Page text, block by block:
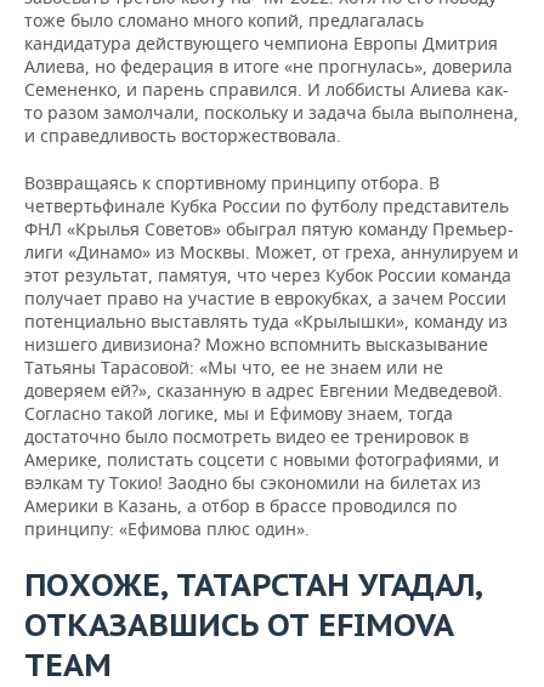
тоже было сломано много копий, предлагалась
кандидатура действующего чемпиона Европы Дмитрия
Алиева, но федерация в итоге «не прогнулась», доверила
Семененко, и парень справился. И лоббисты Алиева как-
то разом замолчали, поскольку и задача была выполнена,
и справедливость восторжествовала.
Возвращаясь к спортивному принципу отбора. В
четвертьфинале Кубка России по футболу представитель
ФНЛ «Крылья Советов» обыграл пятую команду Премьер-
лиги «Динамо» из Москвы. Может, от греха, аннулируем и
этот результат, памятуя, что через Кубок России команда
получает право на участие в еврокубках, а зачем России
потенциально выставлять туда «Крылышки», команду из
низшего дивизиона? Можно вспомнить высказывание
Татьяны Тарасовой: «Мы что, ее не знаем или не
доверяем ей?», сказанную в адрес Евгении Медведевой.
Согласно такой логике, мы и Ефимову знаем, тогда
достаточно было посмотреть видео ее тренировок в
Америке, полистать соцсети с новыми фотографиями, и
вэлкам ту Токио! Заодно бы сэкономили на билетах из
Америки в Казань, а отбор в брассе проводился по
принципу: «Ефимова плюс один».
ПОХОЖЕ, ТАТАРСТАН УГАДАЛ,
ОТКАЗАВШИСЬ ОТ EFIMOVA
TEAM